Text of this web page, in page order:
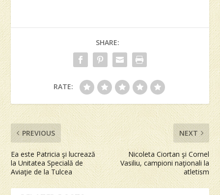
SHARE:
RATE:
PREVIOUS
Ea este Patricia şi lucrează
la Unitatea Specială de
Aviaţie de la Tulcea
NEXT
Nicoleta Ciortan şi Cornel
Vasiliu, campioni naţionali la
atletism